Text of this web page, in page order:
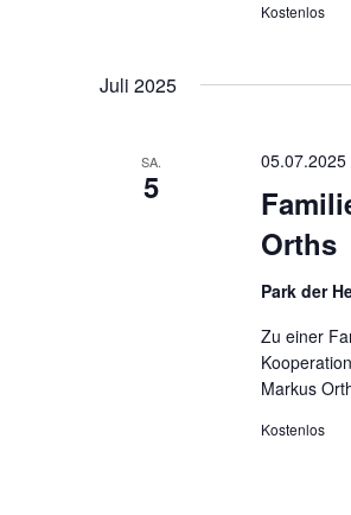
Kostenlos
Juli 2025
SA.
5
Orths
05.07.2025
Park der
Zu einer
Markus
Kostenlos